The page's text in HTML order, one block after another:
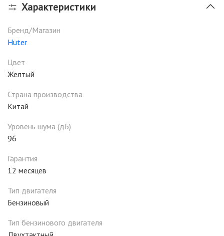
Характеристики
Бренд/Магазин
Huter
Цвет
Желтый
Страна производства
Китай
Уровень шума (дБ)
96
Гарантия
12 месяцев
Тип двигателя
Бензиновый
Тип бензинового двигателя